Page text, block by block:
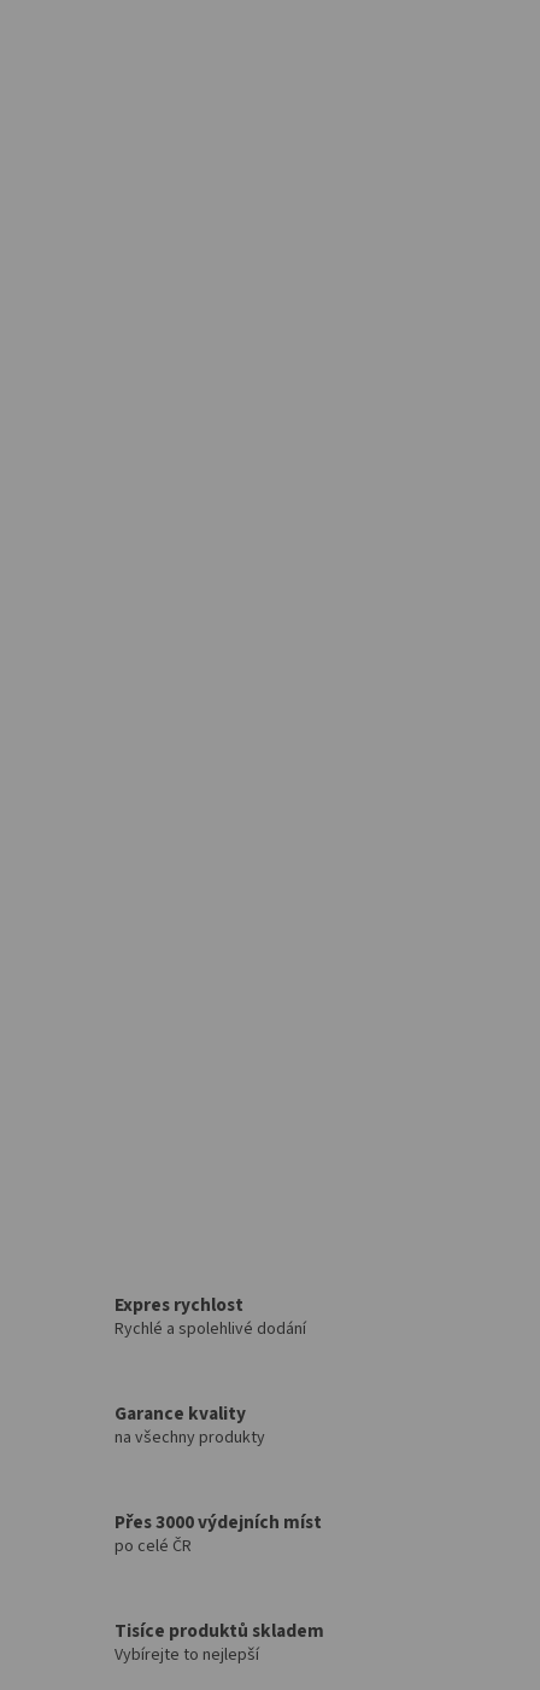
Expres rychlost
Rychlé a spolehlivé dodání
Garance kvality
na všechny produkty
Přes 3000 výdejních míst
po celé ČR
Tisíce produktů skladem
Vybírejte to nejlepší